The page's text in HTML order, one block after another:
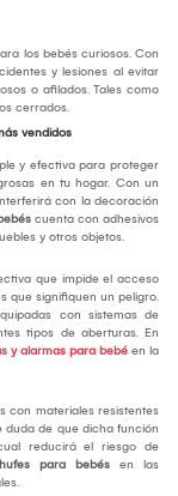
los bebés curiosos. Con
y lesiones al evitar
o afilados. Tales como
cerrados.
vendidos
y efectiva para proteger
en tu hogar. Con un
con la decoración
cuenta con adhesivos
y otros objetos.
que impide el acceso
que signifiquen un peligro.
con sistemas de
tipos de aberturas. En
y alarmas para bebé en la
con materiales resistentes
de que dicha función
reducirá el riesgo de
para bebés en las